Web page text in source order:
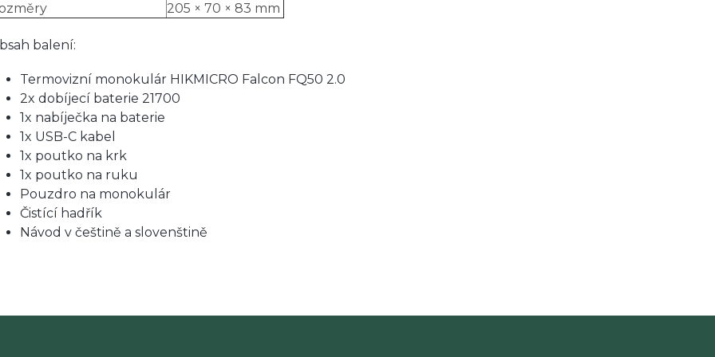
205 × 70 × 83 mm
balení:
Termovizní monokulár HIKMICRO Falcon FQ50 2.0
2x dobíjecí baterie 21700
1x nabíječka na baterie
1x USB-C kabel
1x poutko na krk
1x poutko na ruku
Pouzdro na monokulár
Čistící hadřík
Návod v češtině a slovenštině